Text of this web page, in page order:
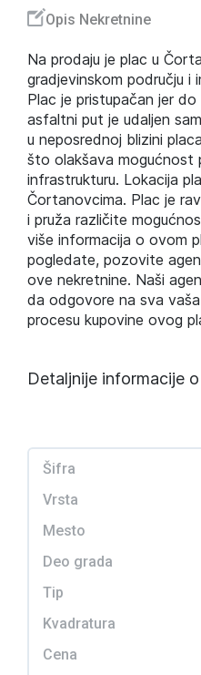
Opis Nekretnine
Na prodaju je plac u
gradjevinskom području i
Plac je pristupačan jer
asfaltni put je udaljen
u neposrednoj blizini
što olakšava mogućnost
infrastrukturu. Lokacija
Čortanovcima. Plac je
i pruža različite
više informacija o ovom
pogledate, pozovite
ove nekretnine. Naši
da odgovore na sva
procesu kupovine ovog
Detaljnije informacije
Šifra
Vrsta
Mesto
Deo grada
Tip
Kvadratura
Cena